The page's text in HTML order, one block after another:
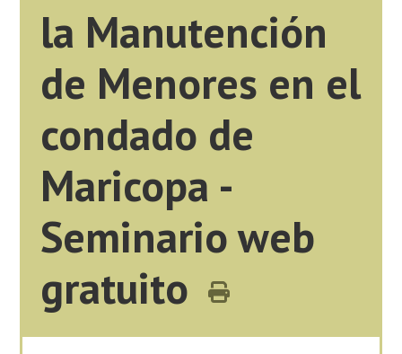
la Manutención
de Menores en el
condado de
Maricopa -
Seminario web
gratuito